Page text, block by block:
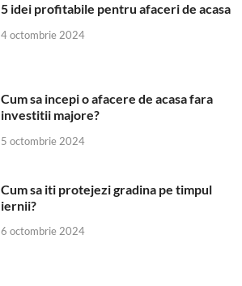
5 idei profitabile pentru afaceri de acasa
4 octombrie 2024
Cum sa incepi o afacere de acasa fara
investitii majore?
5 octombrie 2024
Cum sa iti protejezi gradina pe timpul
iernii?
6 octombrie 2024